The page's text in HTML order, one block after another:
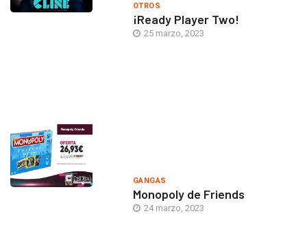
OTROS
¡Ready Player Two!
25 marzo, 2023
GANGAS
Monopoly de Friends
24 marzo, 2023